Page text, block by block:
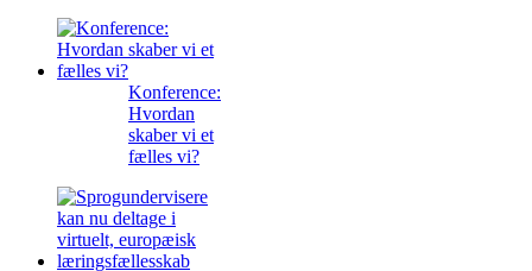
Konference:
Hvordan
skaber vi et
fælles vi?